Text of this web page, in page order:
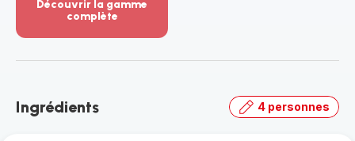
Découvrir la gamme
complète
-
gamme
Ingrédients 4 personnes